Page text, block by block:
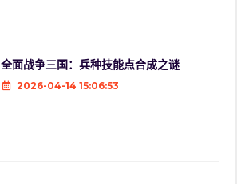
全面战争三国：兵种技能点合成之谜
2026-04-14 15:06:53